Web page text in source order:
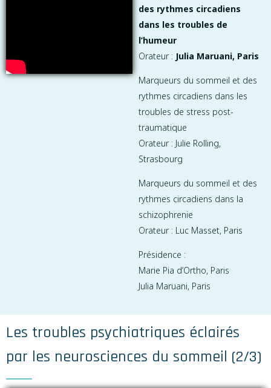
des rythmes circadiens
dans les troubles de
l’humeur
Orateur : Julia Maruani, Paris
Marqueurs du sommeil et des
rythmes circadiens dans les
troubles de stress post-
traumatique
Orateur : Julie Rolling,
Strasbourg
Marqueurs du sommeil et des
rythmes circadiens dans la
schizophrenie
Orateur : Luc Masset, Paris
Présidence :
Marie Pia d’Ortho, Paris
Julia Maruani, Paris
Les troubles psychiatriques éclairés
par les neurosciences du sommeil (2/3)